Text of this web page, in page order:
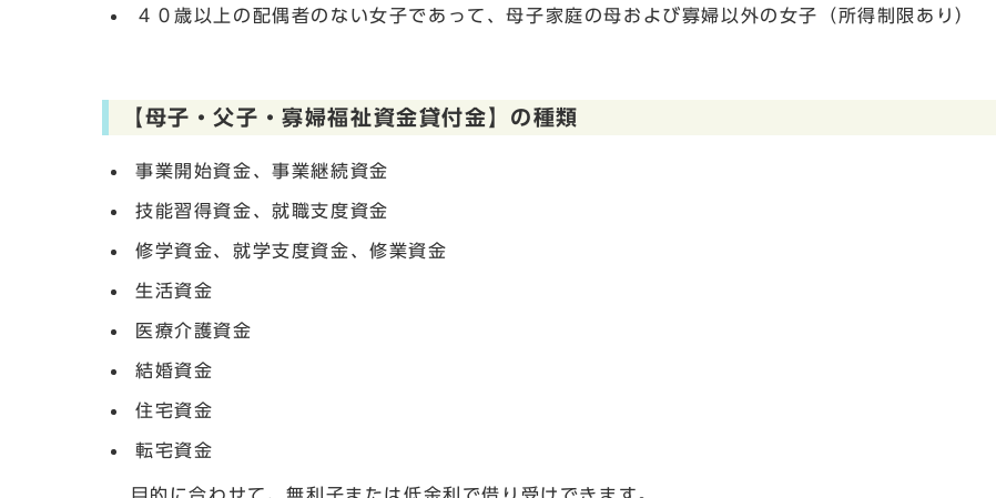
４０歳以上の配偶者のない女子であって、母子家庭の母および寡婦以外の女子（所得制限あり）
【母子・父子・寡婦福祉資金貸付金】の種類
事業開始資金、事業継続資金
技能習得資金、就職支度資金
修学資金、就学支度資金、修業資金
生活資金
医療介護資金
結婚資金
住宅資金
転宅資金